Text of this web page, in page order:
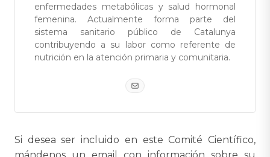
enfermedades metabólicas y salud hormonal
femenina. Actualmente forma parte del
sistema sanitario público de Catalunya
contribuyendo a su labor como referente de
nutrición en la atención primaria y comunitaria.
Si desea ser incluido en este Comité Científico,